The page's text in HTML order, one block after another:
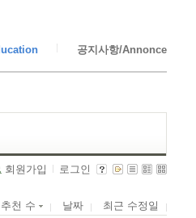
공지사항/Annonce
회원가입 로그인
추천 수 날짜 최근 수정일